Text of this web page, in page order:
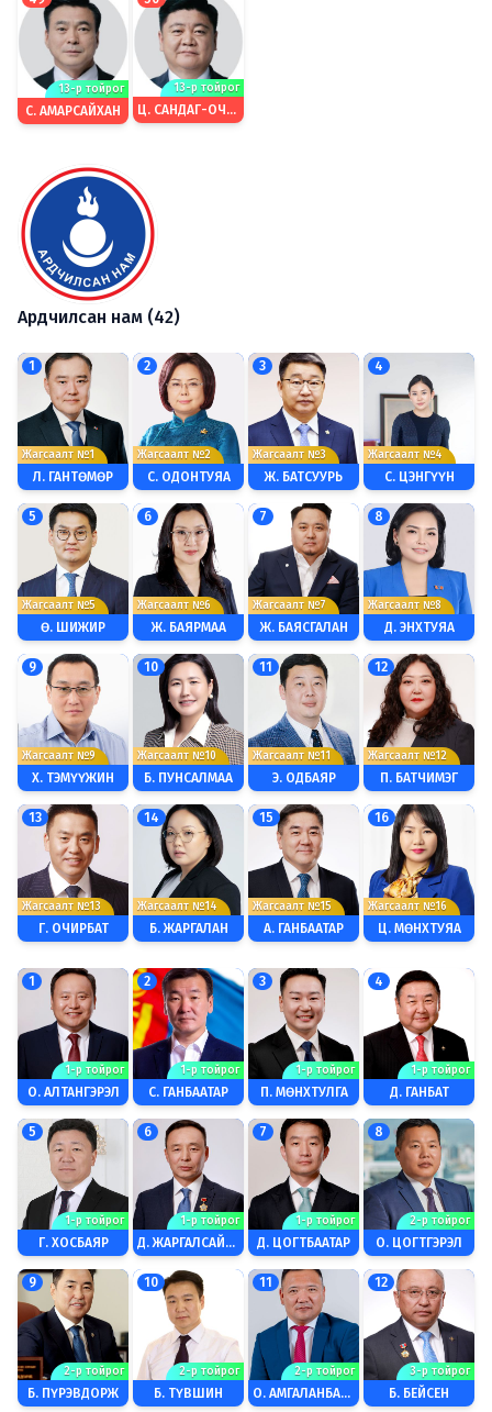
13-р тойрог
С. АМАРСАЙХАН
13-р тойрог
Ц. САНДАГ-ОЧИР
Ардчилсан нам (42)
1
Жагсаалт №1
Л. ГАНТӨМӨР
2
Жагсаалт №2
С. ОДОНТУЯА
3
Жагсаалт №3
Ж. БАТСУУРЬ
4
Жагсаалт №4
С. ЦЭНГҮҮН
5
Жагсаалт №5
Ө. ШИЖИР
6
Жагсаалт №6
Ж. БАЯРМАА
7
Жагсаалт №7
Ж. БАЯСГАЛАН
8
Жагсаалт №8
Д. ЭНХТУЯА
9
Жагсаалт №9
Х. ТЭМҮҮЖИН
10
Жагсаалт №10
Б. ПУНСАЛМАА
11
Жагсаалт №11
Э. ОДБАЯР
12
Жагсаалт №12
П. БАТЧИМЭГ
13
Жагсаалт №13
Г. ОЧИРБАТ
14
Жагсаалт №14
Б. ЖАРГАЛАН
15
Жагсаалт №15
А. ГАНБААТАР
16
Жагсаалт №16
Ц. МӨНХТУЯА
1
1-р тойрог
О. АЛТАНГЭРЭЛ
2
1-р тойрог
С. ГАНБААТАР
3
1-р тойрог
П. МӨНХТУЛГА
4
1-р тойрог
Д. ГАНБАТ
5
1-р тойрог
Г. ХОСБАЯР
6
1-р тойрог
Д. ЖАРГАЛСАЙХАН
7
1-р тойрог
Д. ЦОГТБААТАР
8
2-р тойрог
О. ЦОГТГЭРЭЛ
9
2-р тойрог
Б. ПҮРЭВДОРЖ
10
2-р тойрог
Б. ТҮВШИН
11
2-р тойрог
О. АМГАЛАНБААТАР
12
3-р тойрог
Б. БЕЙСЕН